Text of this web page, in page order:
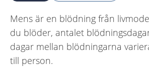
Mens är en blödning från
du blöder, antalet
dagar mellan blödningarna
till person.